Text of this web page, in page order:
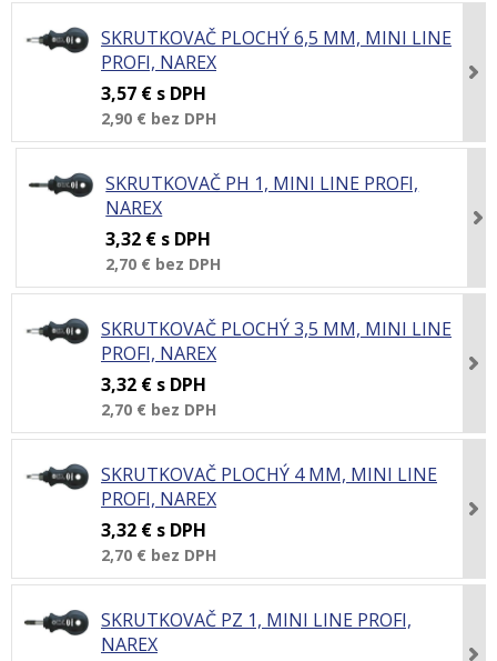
SKRUTKOVAČ PLOCHÝ 6,5 MM, MINI LINE
PROFI, NAREX
3,57 € s DPH
2,90 € bez DPH
SKRUTKOVAČ PH 1, MINI LINE PROFI,
NAREX
3,32 € s DPH
2,70 € bez DPH
SKRUTKOVAČ PLOCHÝ 3,5 MM, MINI LINE
PROFI, NAREX
3,32 € s DPH
2,70 € bez DPH
SKRUTKOVAČ PLOCHÝ 4 MM, MINI LINE
PROFI, NAREX
3,32 € s DPH
2,70 € bez DPH
SKRUTKOVAČ PZ 1, MINI LINE PROFI,
NAREX